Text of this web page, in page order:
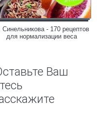
- 170 рецептов
для нормализации веса
Ваш